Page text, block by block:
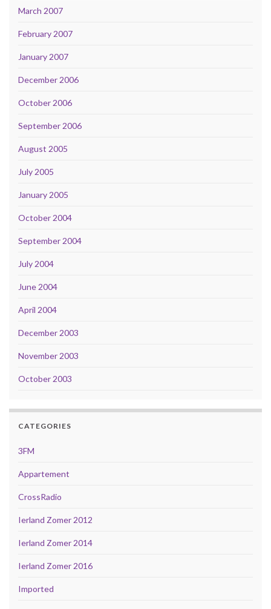
March 2007
February 2007
January 2007
December 2006
October 2006
September 2006
August 2005
July 2005
January 2005
October 2004
September 2004
July 2004
June 2004
April 2004
December 2003
November 2003
October 2003
CATEGORIES
3FM
Appartement
CrossRadio
Ierland Zomer 2012
Ierland Zomer 2014
Ierland Zomer 2016
Imported